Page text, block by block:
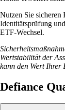
Nutzen Sie sicheren
Identitätsprüfung
ETF-Wechsel.
Wertstabilität der
kann den Wert Ihrer
Defiance